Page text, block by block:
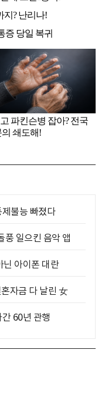
불능 빠졌다
일으킨 음악 앱
아이폰 대란
자금 다 날린 女
60년 관행